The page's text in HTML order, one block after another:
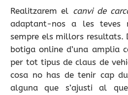
Realitzarem el canvi de
adaptant-nos a les teves
sempre els millors resultats.
botiga online d’una amplia
per tot tipus de claus de
cosa no has de tenir cap
alguna que s’ajusti al